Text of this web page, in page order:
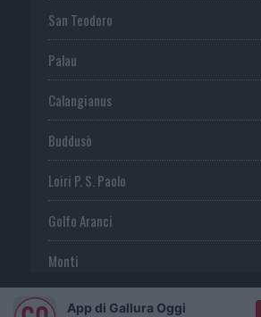
San Teodoro
Palau
Calangianus
Buddusò
Loiri P. S. Paolo
Golfo Aranci
Monti
TeltiApp di Gallura Oggi